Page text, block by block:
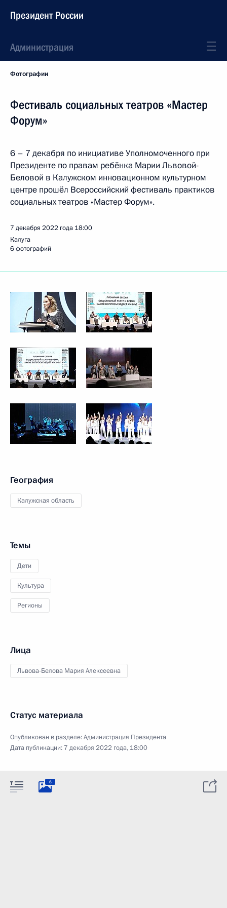
Президент России
Администрация
Фотографии
Фестиваль социальных театров «Мастер
Форум»
6 – 7 декабря по инициативе Уполномоченного при
Президенте по правам ребёнка Марии Львовой-
Беловой в Калужском инновационном культурном
центре прошёл Всероссийский фестиваль практиков
социальных театров «Мастер Форум».
7 декабря 2022 года 18:00
Калуга
6 фотографий
География
Калужская область
Темы
Дети
Культура
Регионы
Лица
Львова-Белова Мария Алексеевна
Статус материала
Опубликован в разделе:Администрация Президента
Дата публикации: 7 декабря 2022 года, 18:00
6